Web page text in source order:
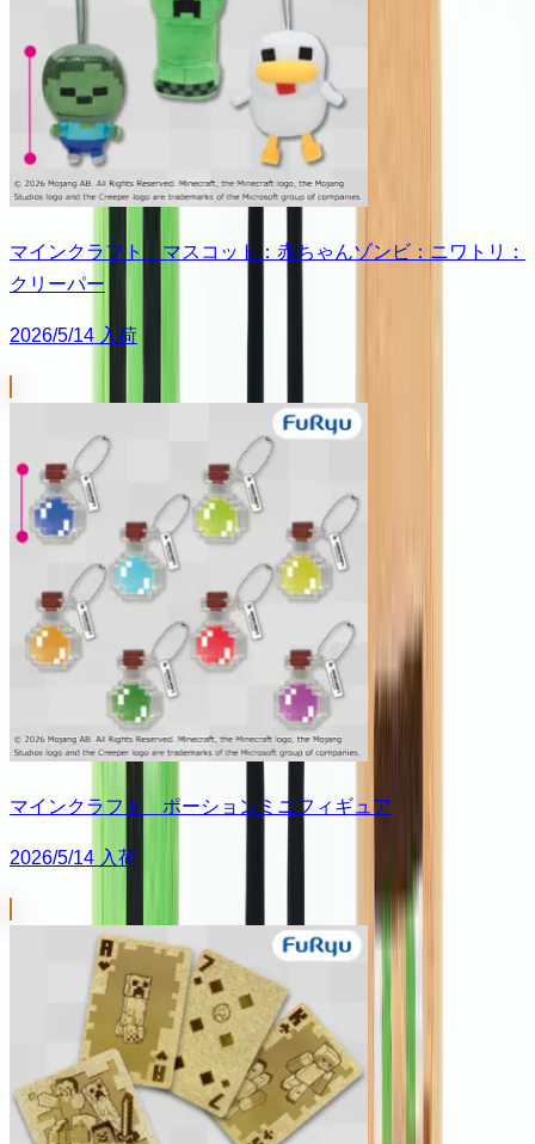
マインクラフト マスコット：赤ちゃんゾンビ：ニワトリ：
クリーパー
2026/5/14 入荷
マインクラフト ポーションミニフィギュア
2026/5/14 入荷